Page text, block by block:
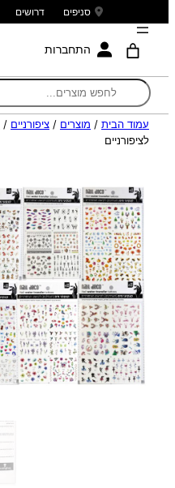
סניפים דרושים
התחברות
עמוד הבית / מוצרים / ציפורניים /
לציפורניים